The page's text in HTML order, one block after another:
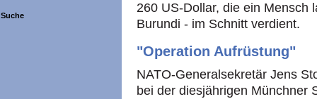
Suche
260 US-Dollar, die ein Mensch
Burundi - im Schnitt verdient.
"Operation Aufrüstung"
NATO-Generalsekretär Jens
bei der diesjährigen Münchner